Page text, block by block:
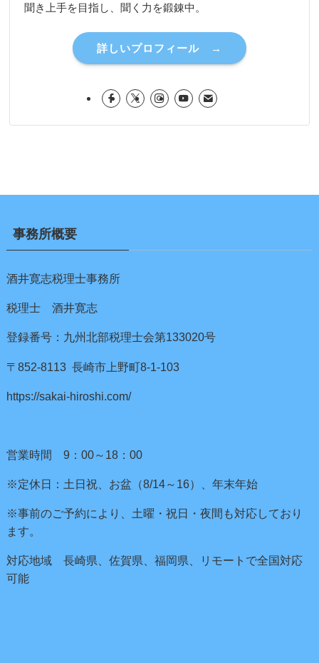
聞き上手を目指し、聞く力を鍛錬中。
詳しいプロフィール →
事務所概要
酒井寛志税理士事務所
税理士 酒井寛志
登録番号：九州北部税理士会第133020号
〒852-8113 長崎市上野町8-1-103
https://sakai-hiroshi.com/
営業時間 9：00～18：00
※定休日：土日祝、お盆（8/14～16）、年末年始
※事前のご予約により、土曜・祝日・夜間も対応しており
ます。
対応地域 長崎県、佐賀県、福岡県、リモートで全国対応
可能